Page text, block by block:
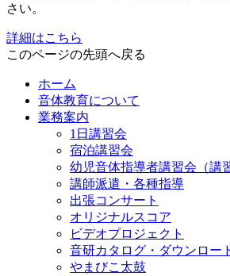
さい。
詳細はこちら
このページの先頭へ戻る
ホーム
音体教育について
業務案内
1日講習会
宿泊講習会
幼児音体指導者講習会（講
講師派遣・各種指導
出張コンサート
オリジナルスコア
ビデオプロジェクト
音研カタログ・ダウンロー
やまびこ太鼓